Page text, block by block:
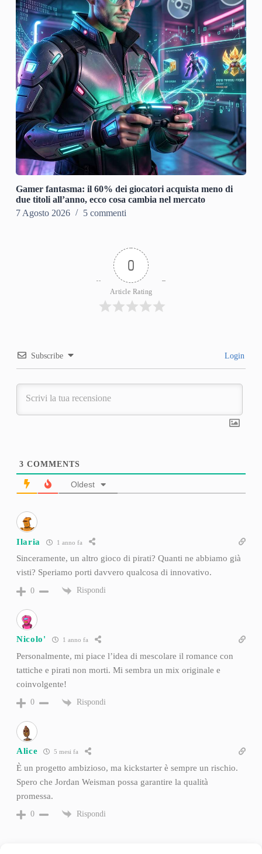
Gamer fantasma: il 60% dei giocatori acquista meno di
due titoli all’anno, ecco cosa cambia nel mercato
7 Agosto 2026
5 commenti
0
Article Rating
Subscribe Login
3 COMMENTS
Oldest
Ilaria 1 anno fa
Sinceramente, un altro gioco di pirati? Quanti ne abbiamo già
visti? Speriamo porti davvero qualcosa di innovativo.
0 Rispondi
Nicolo' 1 anno fa
Personalmente, mi piace l’idea di mescolare il romance con
tattiche e pirati non morti. Mi sembra un mix originale e
coinvolgente!
0 Rispondi
Alice 5 mesi fa
È un progetto ambizioso, ma kickstarter è sempre un rischio.
Spero che Jordan Weisman possa garantire la qualità
promessa.
0 Rispondi